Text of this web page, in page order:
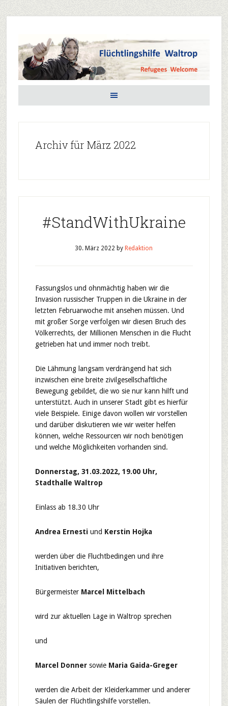
Archiv für März 2022
#StandWithUkraine
30. März 2022 by Redaktion
Fassungslos und ohnmächtig haben wir die
Invasion russischer Truppen in die Ukraine in der
letzten Februarwoche mit ansehen müssen. Und
mit großer Sorge verfolgen wir diesen Bruch des
Völkerrechts, der Millionen Menschen in die Flucht
getrieben hat und immer noch treibt.
Die Lähmung langsam verdrängend hat sich
inzwischen eine breite zivilgesellschaftliche
Bewegung gebildet, die wo sie nur kann hilft und
unterstützt. Auch in unserer Stadt gibt es hierfür
viele Beispiele. Einige davon wollen wir vorstellen
und darüber diskutieren wie wir weiter helfen
können, welche Ressourcen wir noch benötigen
und welche Möglichkeiten vorhanden sind.
Donnerstag, 31.03.2022, 19.00 Uhr,
Stadthalle Waltrop
Einlass ab 18.30 Uhr
Andrea Ernestiund Kerstin Hojka
werden über die Fluchtbedingen und ihre
Initiativen berichten,
Bürgermeister Marcel Mittelbach
wird zur aktuellen Lage in Waltrop sprechen
und
Marcel Donnersowie Maria Gaida-Greger
werden die Arbeit der Kleiderkammer und anderer
Säulen der Flüchtlingshilfe vorstellen.